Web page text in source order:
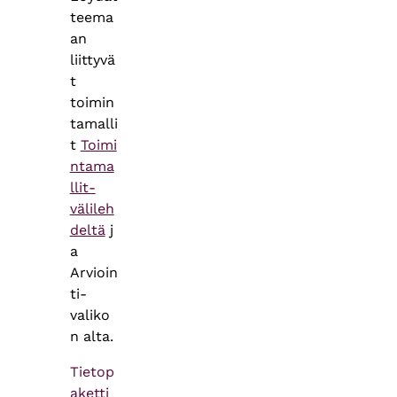
teema
an
liittyvä
t
toimin
tamalli
t Toimi
ntama
llit-
välileh
deltä j
a
Arvioin
ti-
valiko
n alta.
Tietop
aketti